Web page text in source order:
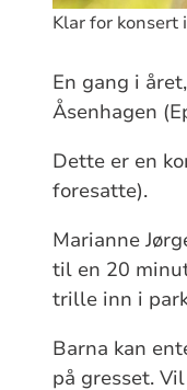
Klar for konsert
En gang i
Åsenhagen
Dette er en
foresatte).
Marianne
til en 20
trille inn i
Barna kan
på gresset.